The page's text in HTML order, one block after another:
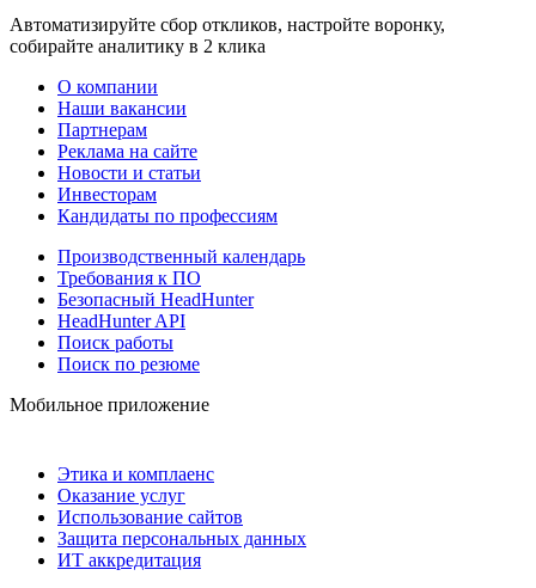
Автоматизируйте сбор откликов, настройте воронку,
собирайте аналитику в 2 клика
О компании
Наши вакансии
Партнерам
Реклама на сайте
Новости и статьи
Инвесторам
Кандидаты по профессиям
Производственный календарь
Требования к ПО
Безопасный HeadHunter
HeadHunter API
Поиск работы
Поиск по резюме
Мобильное приложение
Этика и комплаенс
Оказание услуг
Использование сайтов
Защита персональных данных
ИТ аккредитация